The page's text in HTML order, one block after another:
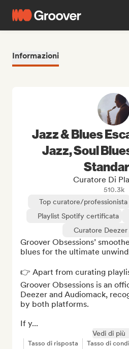
Informazioni
Jazz & Blues
Jazz, Soul
Curatore Di
510.3k
Top curatore/professionista
Playlist Spotify certificata
Curatore
Groover Obsessions’
blues for the ultimate
👉 Apart from curating
Groover Obsessions is an
Deezer and Audiomack,
by both platforms.
If y...
Vedi di più
Tasso di risposta Tasso di